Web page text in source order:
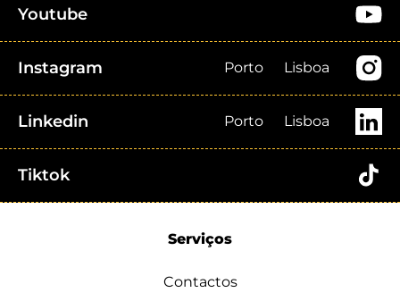
Youtube
Instagram Porto Lisboa
Linkedin Porto Lisboa
Tiktok
Serviços
Contactos